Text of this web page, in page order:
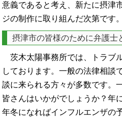
意義であると考え、新たに摂津
ジの制作に取り組んだ次第です。
摂津市の皆様のために弁護士
茨木太陽事務所では、トラブ
しております。一般の法律相談
談に来られる方々が多数です。
皆さんはいかがでしょうか？年
年冬になればインフルエンザの